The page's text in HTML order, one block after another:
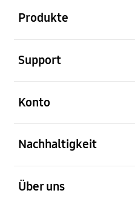
Produkte
Support
Konto
Nachhaltigkeit
Über uns